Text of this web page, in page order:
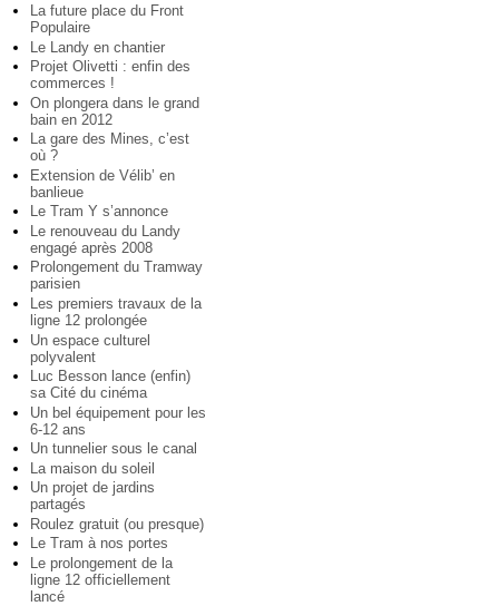
La future place du Front
Populaire
Le Landy en chantier
Projet Olivetti : enfin des
commerces !
On plongera dans le grand
bain en 2012
La gare des Mines, c’est
où ?
Extension de Vélib’ en
banlieue
Le Tram Y s’annonce
Le renouveau du Landy
engagé après 2008
Prolongement du Tramway
parisien
Les premiers travaux de la
ligne 12 prolongée
Un espace culturel
polyvalent
Luc Besson lance (enfin)
sa Cité du cinéma
Un bel équipement pour les
6-12 ans
Un tunnelier sous le canal
La maison du soleil
Un projet de jardins
partagés
Roulez gratuit (ou presque)
Le Tram à nos portes
Le prolongement de la
ligne 12 officiellement
lancé